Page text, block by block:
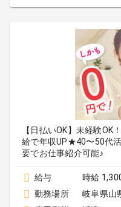
【日払いOK】未経験
給で年収UP★40〜50代
要でお仕事紹介可能♪
給与
時給
勤務場所
岐阜県山